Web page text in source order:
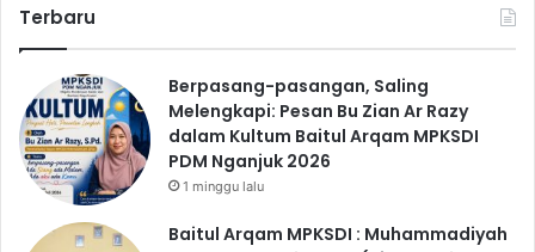
Terbaru
Berpasang-pasangan, Saling
Melengkapi: Pesan Bu Zian Ar Razy
dalam Kultum Baitul Arqam MPKSDI
PDM Nganjuk 2026
1 minggu lalu
Baitul Arqam MPKSDI : Muhammadiyah